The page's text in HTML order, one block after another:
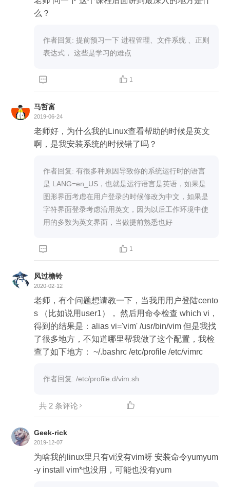
么？
作者回复: 提前预习一下 进程管理、文件系统 、正则
表达式， 这些是学习的难点
  1
马哲富
2019-06-24
老师好，为什么我的Linux查看帮助的时候是英文
啊，是我安装系统的时候错了吗？
作者回复: 有很多种原因导致你的系统运行时的语言
是 LANG=en_US，也就是运行语言是英语，如果是
图形界面考虑在用户登录的时候修改为中文，如果是
字符界面登录考虑沿用英文，因为以后工作环境中使
用的多数为英文界面，当做提前熟悉也好
  1
风过檐铃
2020-02-12
老师，有个问题想请教一下，当我用用户登陆cento
s （比如说用user1）， 然后用命令检查 which vi，
得到的结果是：alias vi='vim' /usr/bin/vim 但是我找
了很多地方，不知道哪里帮我做了这个配置，我检
查了如下地方： ~/.bashrc /etc/profile /etc/vimrc
作者回复: /etc/profile.d/vim.sh
共 2 条评论 
Geek-rick
2019-12-07
为啥我的linux里只有vi没有vim呀 安装命令yumyum
-y install vim*也没用，可能也没有yum